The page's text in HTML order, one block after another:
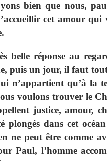
bien que nous,
cet amour
belle réponse au
puis un jour, il faut
n’appartient qu’à la
voulons trouver le
justice, amour,
plongés dans cet
ne peut être comme
Paul, l’homme